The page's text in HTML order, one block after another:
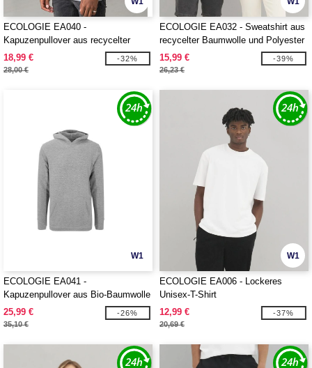
ECOLOGIE EA040 -
Kapuzenpullover aus recycelter
Baumwolle
18,99 €
28,00 €
-32%
ECOLOGIE EA032 - Sweatshirt aus
recycelter Baumwolle und Polyester
15,99 €
26,23 €
-39%
W1
ECOLOGIE EA041 -
Kapuzenpullover aus Bio-Baumwolle
25,99 €
35,10 €
-26%
W1
ECOLOGIE EA006 - Lockeres
Unisex-T-Shirt
12,99 €
20,69 €
-37%